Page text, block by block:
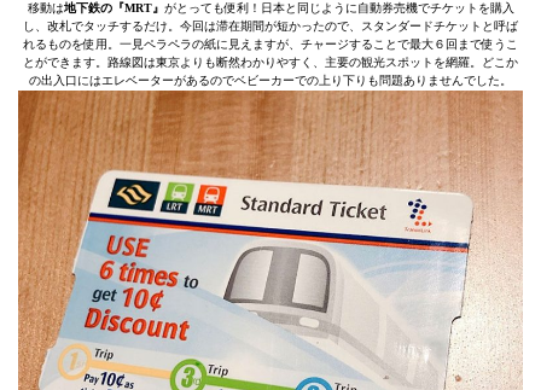
移動は地下鉄の『MRT』 がとっても便利！日本と同じように自動券売機でチケットを購入
し、改札でタッチするだけ。今回は滞在期間が短かったので、スタンダードチケットと呼ば
れるものを使用。一見ペラペラの紙に見えますが、チャージすることで最大６回まで使うこ
とができます。路線図は東京よりも断然わかりやすく、主要の観光スポットを網羅。どこか
の出入口にはエレベーターがあるのでベビーカーでの上り下りも問題ありませんでした。